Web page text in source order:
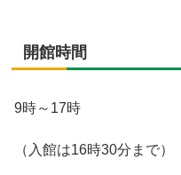
開館時間
9時～17時
（入館は16時30分まで）